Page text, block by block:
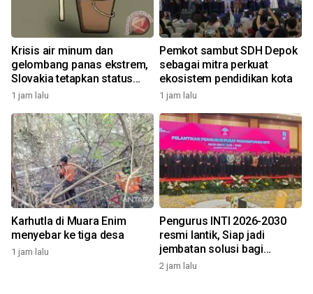
Krisis air minum dan
gelombang panas ekstrem,
Slovakia tetapkan status
darurat
1 jam lalu
Pemkot sambut SDH Depok
sebagai mitra perkuat
ekosistem pendidikan kota
1 jam lalu
Karhutla di Muara Enim
menyebar ke tiga desa
1 jam lalu
Pengurus INTI 2026-2030
resmi lantik, Siap jadi
jembatan solusi bagi
persoalan bangsa
2 jam lalu